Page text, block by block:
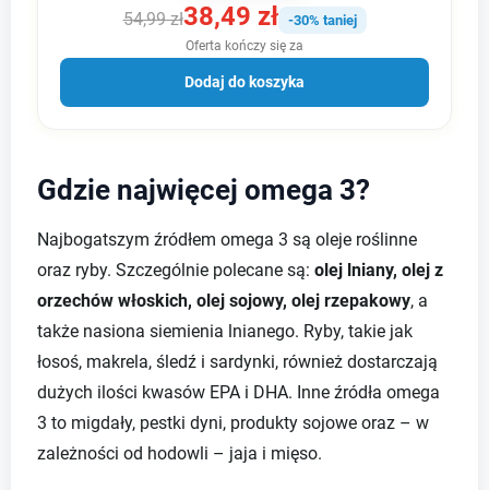
54,99 zł38,49 zł -30% taniej
Oferta kończy się za
Dodaj do koszyka
Gdzie najwięcej omega 3?
Najbogatszym źródłem omega 3 są oleje roślinne
oraz ryby. Szczególnie polecane są: olej lniany, olej z
orzechów włoskich, olej sojowy, olej rzepakowy, a
także nasiona siemienia lnianego. Ryby, takie jak
łosoś, makrela, śledź i sardynki, również dostarczają
dużych ilości kwasów EPA i DHA. Inne źródła omega
3 to migdały, pestki dyni, produkty sojowe oraz – w
zależności od hodowli – jaja i mięso.